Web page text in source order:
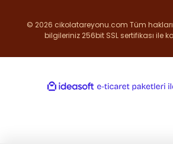
© 2026 cikolatareyonu.com Tüm hakları
bilgileriniz 256bit SSL sertifikası ile
ideasoft
e-